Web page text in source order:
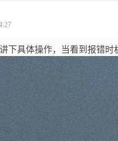
下具体操作，当看到报错时